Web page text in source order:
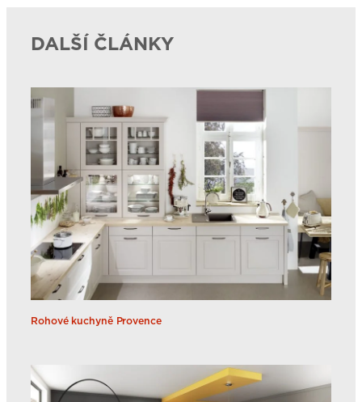
DALŠÍ ČLÁNKY
Rohové kuchyně Provence